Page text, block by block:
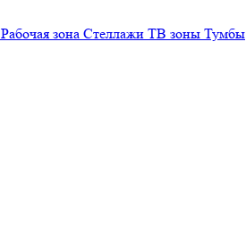
Рабочая зона Стеллажи ТВ зоны Тумбы